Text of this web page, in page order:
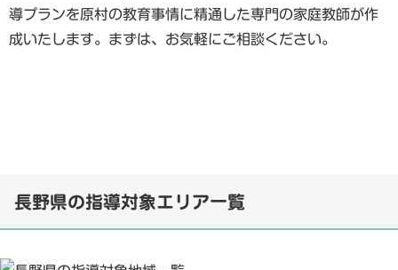
導プランを原村の教育事情に精通した専門の家庭教師が作
成いたします。まずは、お気軽にご相談ください。
長野県の指導対象エリア一覧